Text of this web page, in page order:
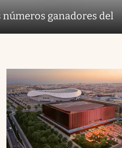
números ganadores del